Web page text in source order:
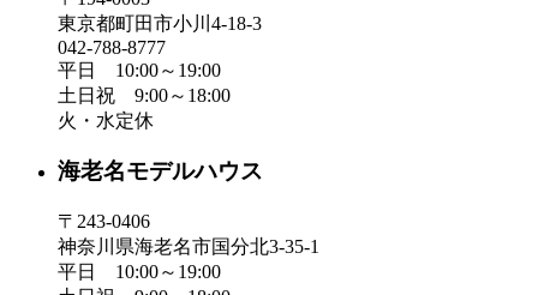
東京都町田市小川4-18-3
042-788-8777
平日 10:00～19:00
土日祝 9:00～18:00
火・水定休
海老名モデルハウス
〒243-0406
神奈川県海老名市国分北3-35-1
平日 10:00～19:00